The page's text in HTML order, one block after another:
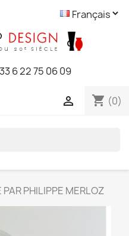
6 22 75 06 09
shopping_cart (0)

PAR PHILIPPE MERLOZ